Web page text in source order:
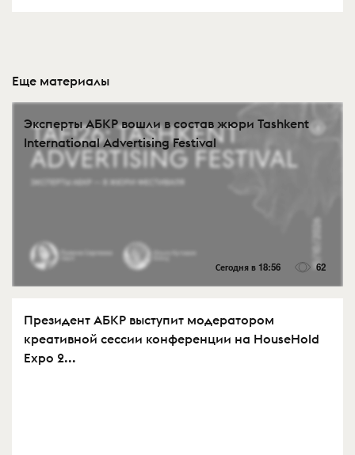
Еще материалы
Эксперты АБКР вошли в состав жюри Tashkent
International Advertising Festival
Сегодня в 18:56 62
Президент АБКР выступит модератором
креативной сессии конференции на HouseHold
Expo 2...